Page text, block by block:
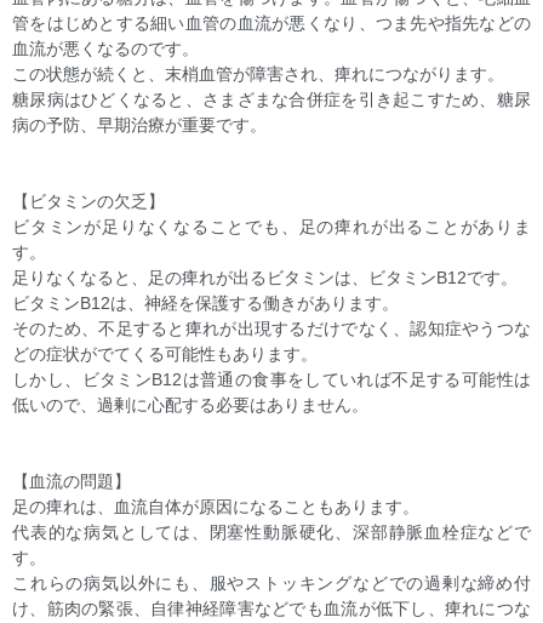
管をはじめとする細い血管の血流が悪くなり、つま先や指先などの
血流が悪くなるのです。
この状態が続くと、末梢血管が障害され、痺れにつながります。
糖尿病はひどくなると、さまざまな合併症を引き起こすため、糖尿
病の予防、早期治療が重要です。
【ビタミンの欠乏】
ビタミンが足りなくなることでも、足の痺れが出ることがありま
す。
足りなくなると、足の痺れが出るビタミンは、ビタミンB12です。
ビタミンB12は、神経を保護する働きがあります。
そのため、不足すると痺れが出現するだけでなく、認知症やうつな
どの症状がでてくる可能性もあります。
しかし、ビタミンB12は普通の食事をしていれば不足する可能性は
低いので、過剰に心配する必要はありません。
【血流の問題】
足の痺れは、血流自体が原因になることもあります。
代表的な病気としては、閉塞性動脈硬化、深部静脈血栓症などで
す。
これらの病気以外にも、服やストッキングなどでの過剰な締め付
け、筋肉の緊張、自律神経障害などでも血流が低下し、痺れにつな